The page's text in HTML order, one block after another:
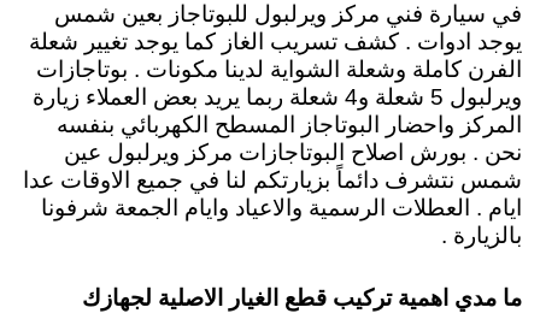
في سيارة فني مركز ويرلبول للبوتاجاز بعين شمس
يوجد ادوات . كشف تسريب الغاز كما يوجد تغيير شعلة
الفرن كاملة وشعلة الشواية لدينا مكونات . بوتاجازات
ويرلبول 5 شعلة و4 شعلة ربما يريد بعض العملاء زيارة
المركز واحضار البوتاجاز المسطح الكهربائي بنفسه
نحن . بورش اصلاح البوتاجازات مركز ويرلبول عين
شمس نتشرف دائماً بزيارتكم لنا في جميع الاوقات عدا
ايام . العطلات الرسمية والاعياد وايام الجمعة شرفونا
بالزيارة .
ما مدي اهمية تركيب قطع الغيار الاصلية لجهازك